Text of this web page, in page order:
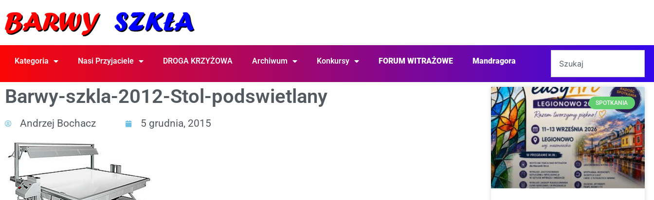
Kategoria Nasi Przyjaciele DROGA KRZYŻOWA Archiwum Konkursy FORUM WITRAŻOWE Mandragora
Barwy-szkla-2012-Stol-podswietlany
Andrzej Bochacz 5 grudnia, 2015
SPOTKANIA